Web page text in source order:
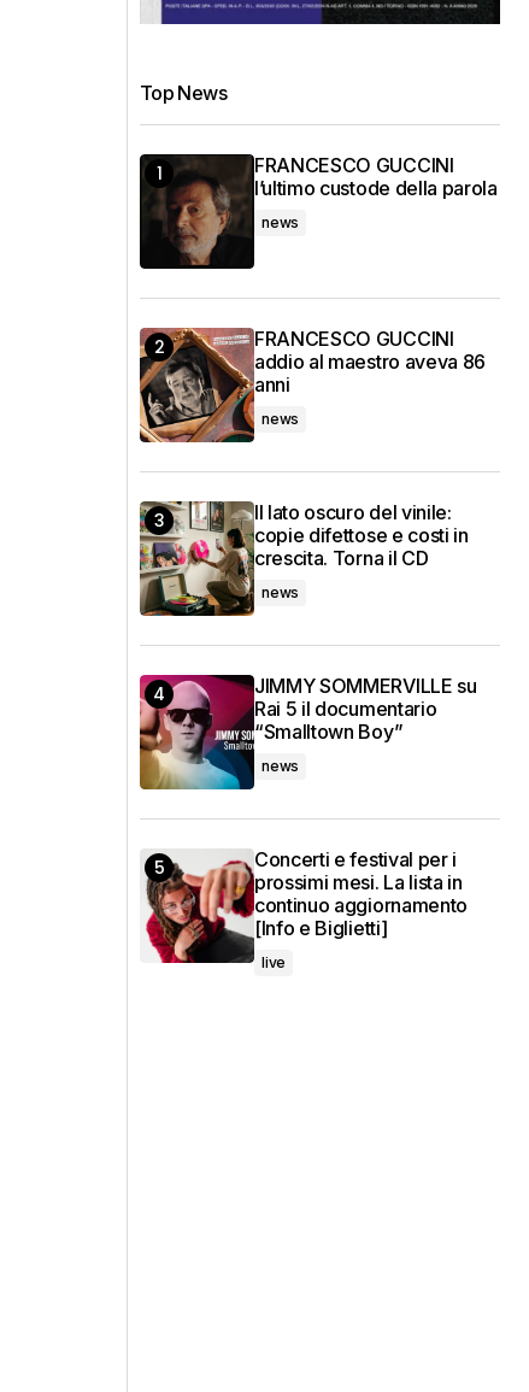
Top News
FRANCESCO GUCCINI
l’ultimo custode della parola
news
FRANCESCO GUCCINI
addio al maestro aveva 86
anni
news
Il lato oscuro del vinile:
copie difettose e costi in
crescita. Torna il CD
news
JIMMY SOMMERVILLE su
Rai 5 il documentario
“Smalltown Boy”
news
Concerti e festival per i
prossimi mesi. La lista in
continuo aggiornamento
[Info e Biglietti]
live